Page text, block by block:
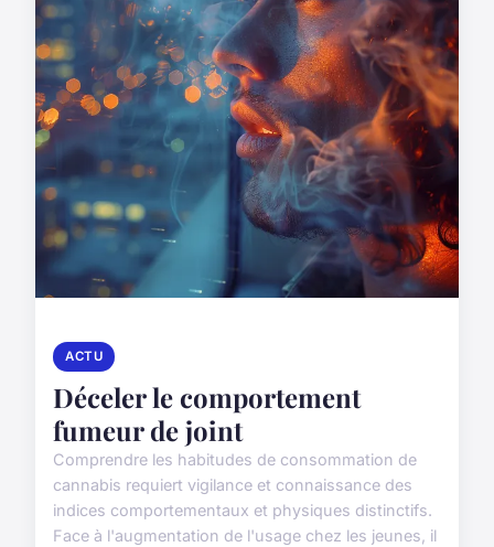
ACTU
Déceler le comportement
fumeur de joint
Comprendre les habitudes de consommation de
cannabis requiert vigilance et connaissance des
indices comportementaux et physiques distinctifs.
Face à l'augmentation de l'usage chez les jeunes, il